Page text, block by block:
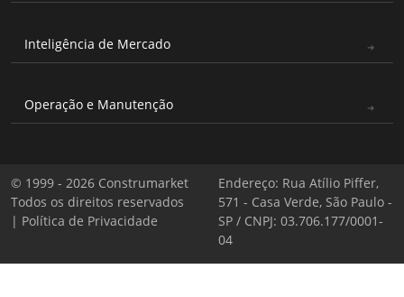
Inteligência de Mercado
Operação e Manutenção
© 1999 - 2026 Construmarket
Todos os direitos reservados
| Política de Privacidade
Endereço: Rua Atílio Piffer,
571 - Casa Verde, São Paulo -
SP / CNPJ: 03.706.177/0001-
04